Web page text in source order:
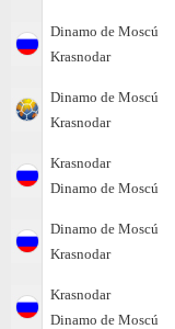
Dinamo de Moscú
Krasnodar
Dinamo de Moscú
Krasnodar
Krasnodar
Dinamo de Moscú
Dinamo de Moscú
Krasnodar
Krasnodar
Dinamo de Moscú